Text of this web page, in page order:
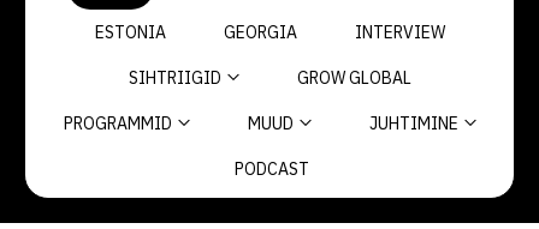
ESTONIA GEORGIA INTERVIEW
SIHTRIIGID GROW GLOBAL
PROGRAMMID MUUD JUHTIMINE
PODCAST